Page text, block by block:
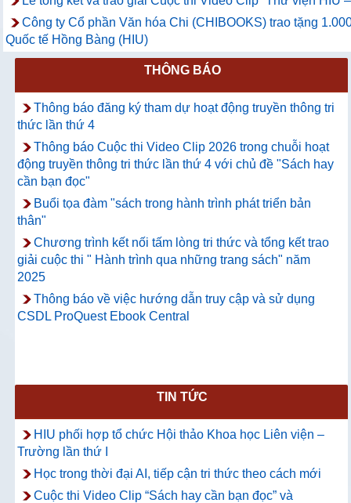
Công ty Cổ phần Văn hóa Chi (CHIBOOKS) trao tặng
Quốc tế Hồng Bàng (HIU)
THÔNG BÁO
Thông báo đăng ký tham dự hoạt động truyền thông tri
thức lần thứ 4
Thông báo Cuộc thi Video Clip 2026 trong chuỗi hoạt
động truyền thông tri thức lần thứ 4 với chủ đề "Sách hay
cần bạn đọc"
Buổi tọa đàm "sách trong hành trình phát triển bản
thân"
Chương trình kết nối tấm lòng tri thức và tổng kết trao
giải cuộc thi " Hành trình qua những trang sách" năm
2025
Thông báo về việc hướng dẫn truy cập và sử dụng
CSDL ProQuest Ebook Central
TIN TỨC
HIU phối hợp tổ chức Hội thảo Khoa học Liên viện –
Trường lần thứ I
Học trong thời đại AI, tiếp cận tri thức theo cách mới
Cuộc thi Video Clip “Sách hay cần bạn đọc” và